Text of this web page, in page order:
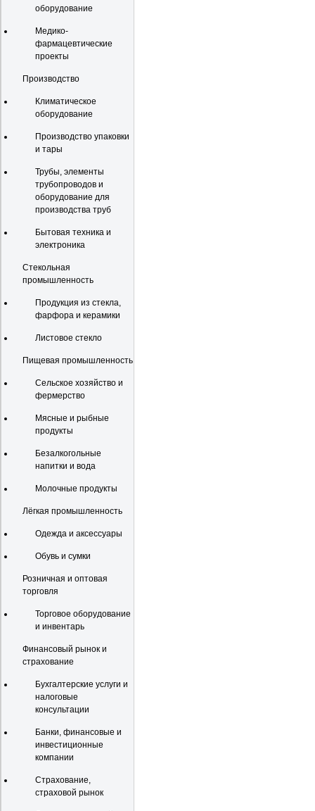
оборудование
Медико-
фармацевтические
проекты
Производство
Климатическое
оборудование
Производство упаковки
и тары
Трубы, элементы
трубопроводов и
оборудование для
производства труб
Бытовая техника и
электроника
Стекольная
промышленность
Продукция из стекла,
фарфора и керамики
Листовое стекло
Пищевая промышленность
Сельское хозяйство и
фермерство
Мясные и рыбные
продукты
Безалкогольные
напитки и вода
Молочные продукты
Лёгкая промышленность
Одежда и аксессуары
Обувь и сумки
Розничная и оптовая
торговля
Торговое оборудование
и инвентарь
Финансовый рынок и
страхование
Бухгалтерские услуги и
налоговые
консультации
Банки, финансовые и
инвестиционные
компании
Страхование,
страховой рынок